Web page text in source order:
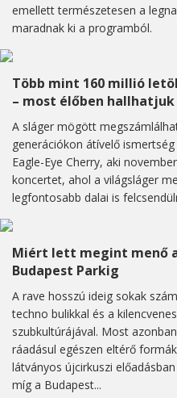
emellett természetesen a
maradnak ki a programból.
Több mint 160 millió
– most élőben hallhatjuk
A sláger mögött
generációkon átívelő
Eagle-Eye Cherry, aki
koncertet, ahol a világsláger
legfontosabb dalai is
Miért lett megint menő
Budapest Parkig
A rave hosszú ideig sokak
techno bulikkal és a
szubkultúrájával. Most
ráadásul egészen eltérő
látványos újcirkuszi
míg a Budapest...